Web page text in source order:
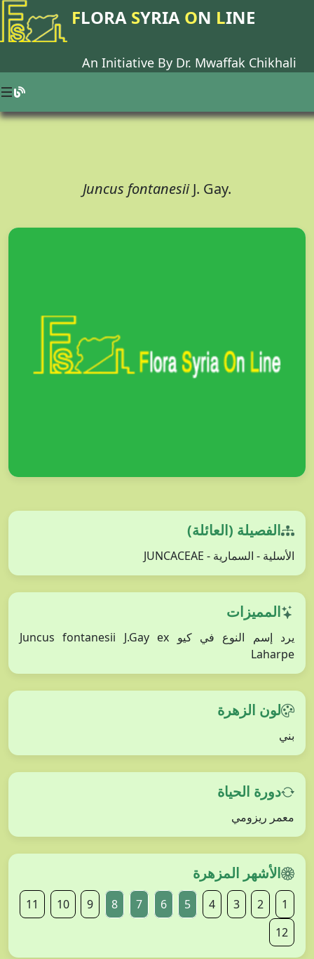
FLORA SYRIA ON LINE
An Initiative By Dr. Mwaffak Chikhali
Juncus fontanesiiJ. Gay.
الفصيلة (العائلة)
الأسلية - السمارية - JUNCACEAE
المميزات
يرد إسم النوع في كيو Juncus fontanesii J.Gay ex
Laharpe
لون الزهرة
بني
دورة الحياة
معمر ريزومي
الأشهر المزهرة
1
2
3
4
5
6
7
8
9
10
11
12